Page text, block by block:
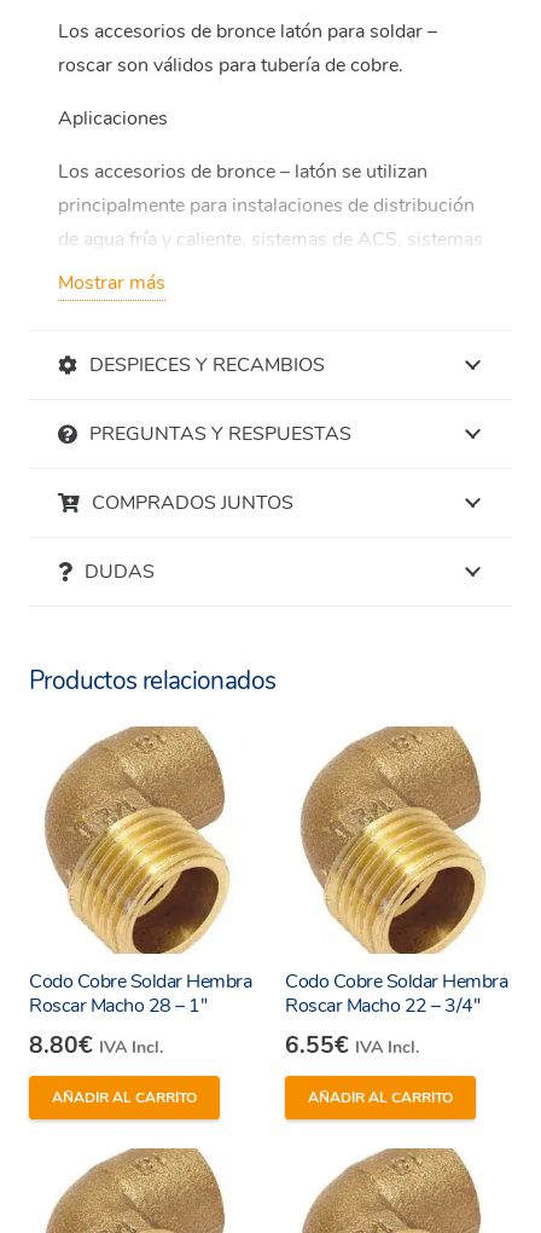
Los accesorios de bronce latón para soldar –
roscar son válidos para tubería de cobre.
Aplicaciones
Los accesorios de bronce – latón se utilizan
principalmente para instalaciones de distribución
de agua fría y caliente, sistemas de ACS, sistemas
de calefacción, así como para numerosas
aplicaciones de tipo industrial.
cobre según UNE EN 1057.
Válidos para ACS, calefacción y refrigeración.
Conforme la norma UNE EN 1254-1.
Sostenible y 100% reciclable.
Universal y versátil con excepcional
rendimiento.
Condiciones de servicio
Agua refrigeración
Temperatura de servicio: +5ºC
Presión de servicio: 10 bar
Agua sanitaria
Temperatura de servicio: +95ºC
Presión de servicio: 16 bar
Calefacción (50% agua – 50% glicol)
Temperatura de servicio: +110ºC
Mostrar más
DESPIECES Y RECAMBIOS
PREGUNTAS Y RESPUESTAS
COMPRADOS JUNTOS
DUDAS
Productos relacionados
Codo Cobre Soldar Hembra
Roscar Macho 28 – 1″
8.80€ IVA Incl.
AÑADIR AL CARRITO
Codo Cobre Soldar Hembra
Roscar Macho 22 – 3/4″
6.55€ IVA Incl.
AÑADIR AL CARRITO